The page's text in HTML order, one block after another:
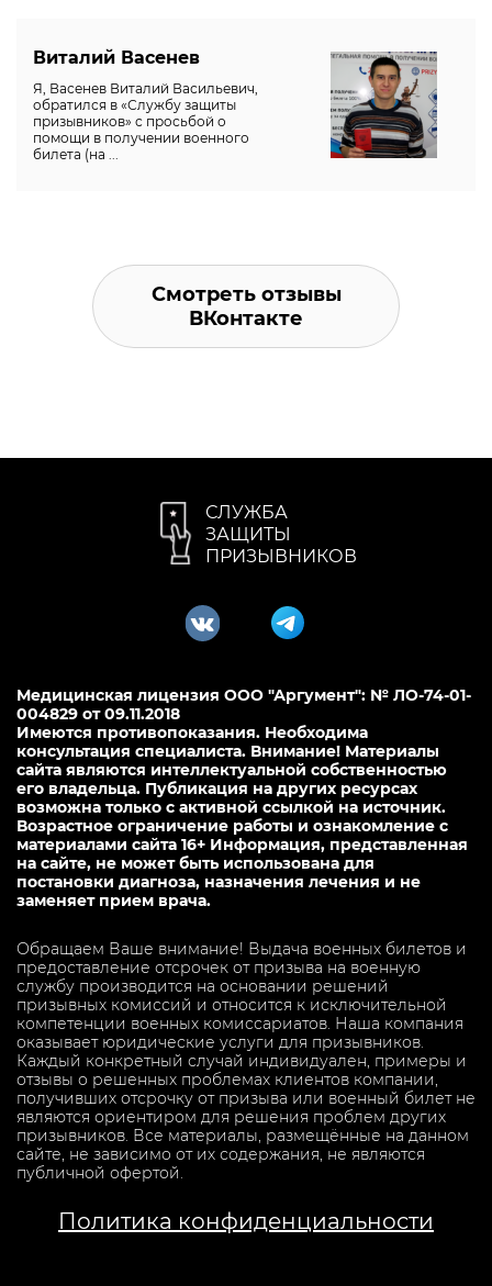
Виталий Васенев
Я, Васенев Виталий Васильевич,
обратился в «Службу защиты
призывников» с просьбой о
помощи в получении военного
билета (на ...
Смотреть отзывы
ВКонтакте
СЛУЖБА
ЗАЩИТЫ
ПРИЗЫВНИКОВ
Медицинская лицензия ООО "Аргумент": № ЛО-74-01-
004829 от 09.11.2018
Имеются противопоказания. Необходима
консультация специалиста. Внимание! Материалы
сайта являются интеллектуальной собственностью
его владельца. Публикация на других ресурсах
возможна только с активной ссылкой на источник.
Возрастное ограничение работы и ознакомление с
материалами сайта 16+ Информация, представленная
на сайте, не может быть использована для
постановки диагноза, назначения лечения и не
заменяет прием врача.
Обращаем Ваше внимание! Выдача военных билетов и
предоставление отсрочек от призыва на военную
службу производится на основании решений
призывных комиссий и относится к исключительной
компетенции военных комиссариатов. Наша компания
оказывает юридические услуги для призывников.
Каждый конкретный случай индивидуален, примеры и
отзывы о решенных проблемах клиентов компании,
получивших отсрочку от призыва или военный билет не
являются ориентиром для решения проблем других
призывников. Все материалы, размещённые на данном
сайте, не зависимо от их содержания, не являются
публичной офертой.
Политика конфиденциальности